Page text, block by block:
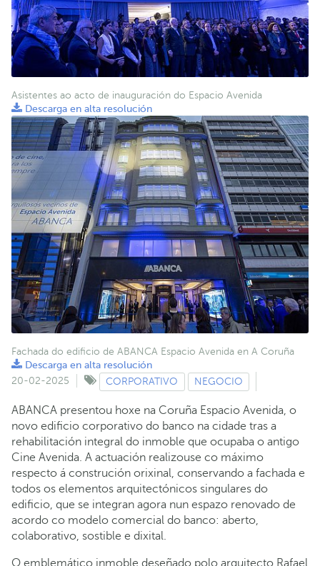
Asistentes ao acto de inauguración do Espacio Avenida
Descarga en alta resolución
Fachada do edificio de ABANCA Espacio Avenida en A Coruña
Descarga en alta resolución
20-02-2025
CORPORATIVO NEGOCIO
ABANCA presentou hoxe na Coruña Espacio Avenida, o
novo edificio corporativo do banco na cidade tras a
rehabilitación integral do inmoble que ocupaba o antigo
Cine Avenida. A actuación realizouse co máximo
respecto á construción orixinal, conservando a fachada e
todos os elementos arquitectónicos singulares do
edificio, que se integran agora nun espazo renovado de
acordo co modelo comercial do banco: aberto,
colaborativo, sostible e dixital.
O emblemático inmoble deseñado polo arquitecto Rafael